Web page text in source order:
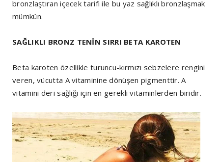
bronzlaştıran içecek tarifi ile bu yaz sağlıklı bronzlaşmak
mümkün.
SAĞLIKLI BRONZ TENİN SIRRI BETA KAROTEN
Beta karoten özellikle turuncu-kırmızı sebzelere rengini
veren, vücutta A vitaminine dönüşen pigmenttir. A
vitamini deri sağlığı için en gerekli vitaminlerden biridir.